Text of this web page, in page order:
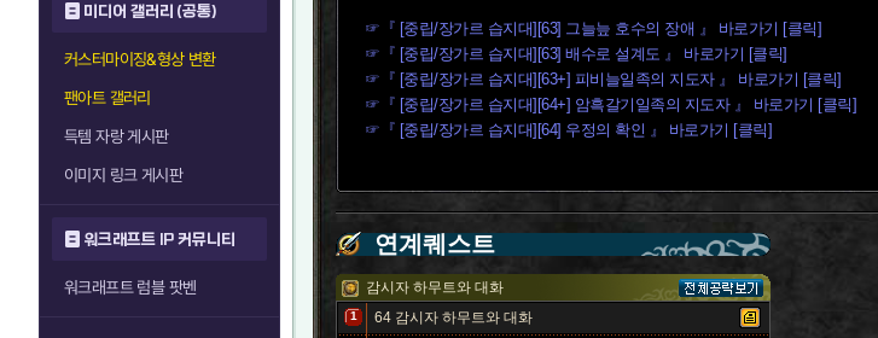
미디어 갤러리 (공통)
커스터마이징&형상 변환
팬아트 갤러리
득템 자랑 게시판
이미지 링크 게시판
워크래프트 IP 커뮤니티
워크래프트 럼블 팟벤
☞『 [중립/장가르 습지대][63] 그늘늪 호수의 장애 』 바로가기 [클릭]
☞『 [중립/장가르 습지대][63] 배수로 설계도 』 바로가기 [클릭]
☞『 [중립/장가르 습지대][63+] 피비늘일족의 지도자 』 바로가기 [클릭]
☞『 [중립/장가르 습지대][64+] 암흑갈기일족의 지도자 』 바로가기 [클릭]
☞『 [중립/장가르 습지대][64] 우정의 확인 』 바로가기 [클릭]
연계퀘스트
감시자 하무트와 대화
1 64 감시자 하무트와 대화